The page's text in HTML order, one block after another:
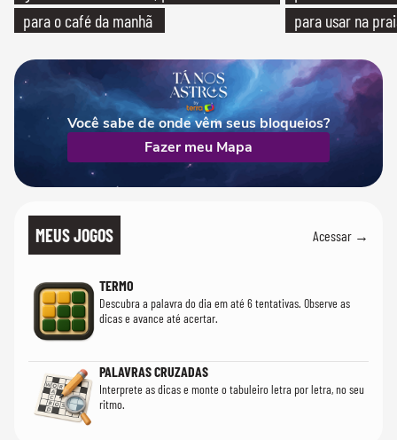
para o café da manhã
para usar na
Você sabe de onde vêm seus bloqueios?
Fazer meu Mapa
MEUS JOGOS Acessar →
TERMO
Descubra a palavra do dia em até 6 tentativas. Observe as
dicas e avance até acertar.
PALAVRAS CRUZADAS
Interprete as dicas e monte o tabuleiro letra por letra, no seu
ritmo.